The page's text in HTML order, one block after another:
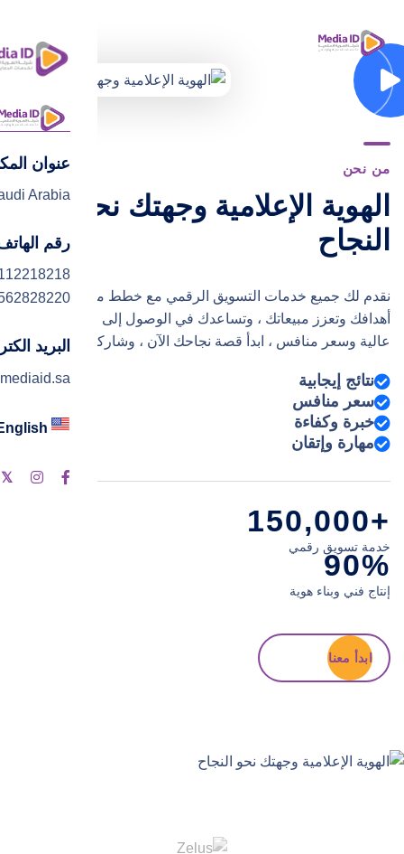
عنوان
Arabia
رقم
البريد
من نحن
الهوية الإعلامية وجهتك نحو
النجاح
نقدم لك جميع خدمات التسويق الرقمي مع خطط مبتكرة تحقق
أهدافك وتعزز مبيعاتك ، وتساعدك في الوصول إلى النجاح بجودة
عالية وسعر منافس ، ابدأ قصة نجاحك الآن ، وشاركنا التجربة
نتائج إيجابية
سعر منافس
خبرة وكفاءة
مهارة وإتقان
+150,000
خدمة تسويق رقمي
90%
إنتاج فني وبناء هوية
ابدأ معنا